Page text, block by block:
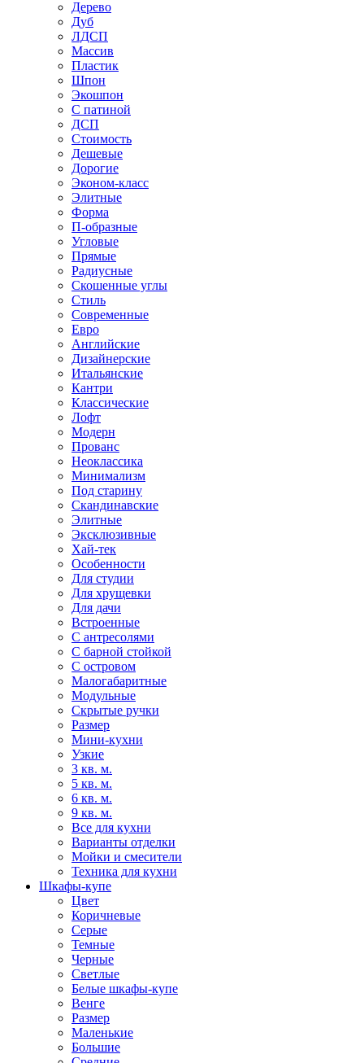
Дерево
Дуб
ЛДСП
Массив
Пластик
Шпон
Экошпон
С патиной
ДСП
Стоимость
Дешевые
Дорогие
Эконом-класс
Элитные
Форма
П-образные
Угловые
Прямые
Радиусные
Скошенные углы
Стиль
Современные
Евро
Английские
Дизайнерские
Итальянские
Кантри
Классические
Лофт
Модерн
Прованс
Неоклассика
Минимализм
Под старину
Скандинавские
Элитные
Эксклюзивные
Хай-тек
Особенности
Для студии
Для хрущевки
Для дачи
Встроенные
С антресолями
С барной стойкой
С островом
Малогабаритные
Модульные
Скрытые ручки
Размер
Мини-кухни
Узкие
3 кв. м.
5 кв. м.
6 кв. м.
9 кв. м.
Все для кухни
Варианты отделки
Мойки и смесители
Техника для кухни
Шкафы-купе
Цвет
Коричневые
Серые
Темные
Черные
Светлые
Белые шкафы-купе
Венге
Размер
Маленькие
Большие